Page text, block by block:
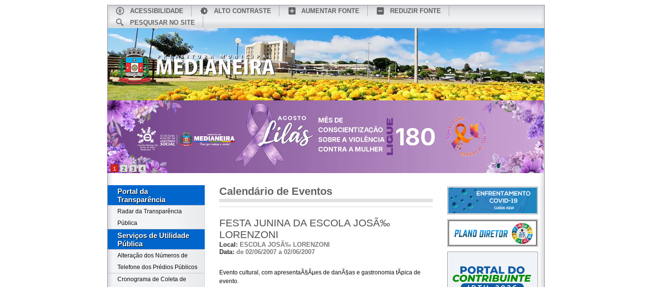
ACESSIBILIDADE ALTO CONTRASTE AUMENTAR FONTE
REDUZIR FONTE
PESQUISAR NO SITE
CONHEÇA MEDIANEIRA REDES SOCIAIS WEBMAIL
1 2 3 4
Portal da
Transparência
Radar da Transparência
Pública
Serviços de Utilidade
Pública
Alteração dos Números de
Telefone dos Prédios Públicos
Cronograma de Coleta de
Calendário de Eventos
FESTA JUNINA DA ESCOLA JOSÃ‰
LORENZONI
Local: ESCOLA JOSÃ‰ LORENZONI
Data: de 02/06/2007 a 02/06/2007
Evento cultural, com apresentaÃ§Ãµes de danÃ§as e gastronomia tÃ­pica de
evento.